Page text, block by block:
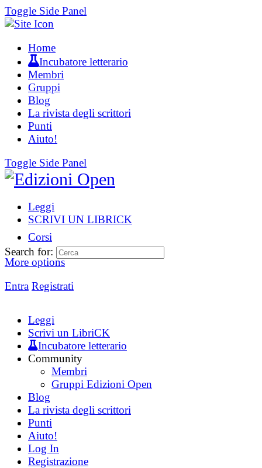
Toggle Side Panel
Home
Incubatore letterario
Membri
Gruppi
Blog
La rivista degli scrittori
Punti
Aiuto!
Toggle Side Panel
Leggi
SCRIVI UN LIBRICK
Corsi
More options
Entra Registrati
Search for:
Leggi
Scrivi un LibriCK
Incubatore letterario
Community
Membri
Gruppi Edizioni Open
Blog
La rivista degli scrittori
Punti
Aiuto!
Log In
Registrazione